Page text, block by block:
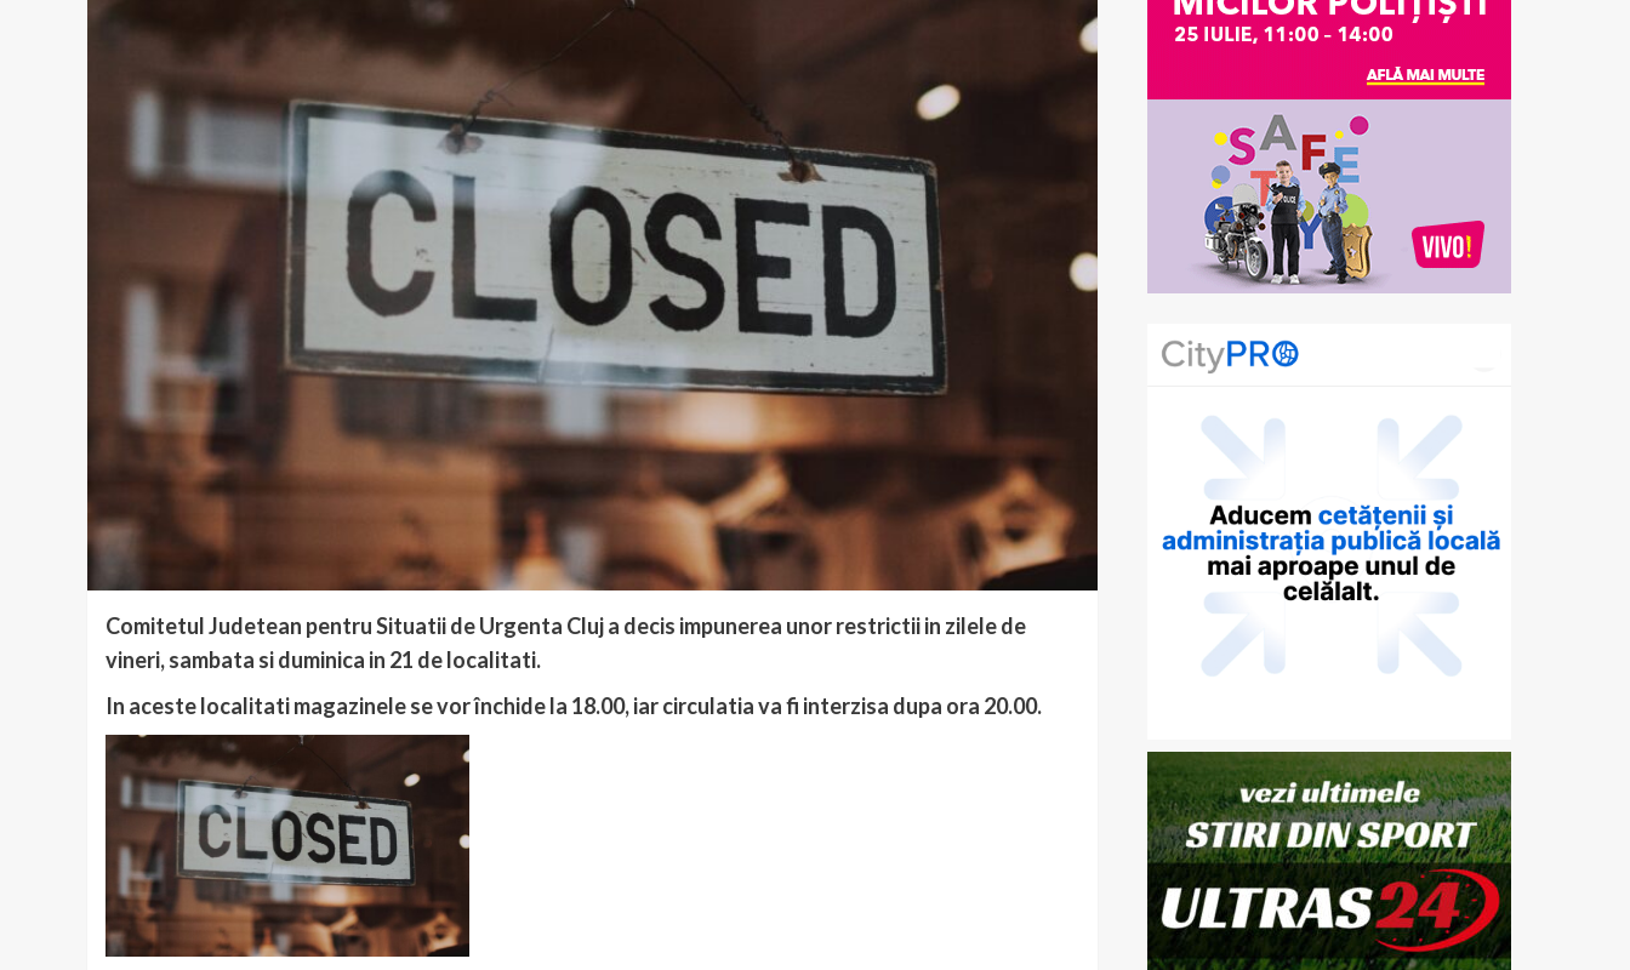
Comitetul Judetean pentru Situatii de Urgenta Cluj a decis impunerea unor restrictii in zilele de
vineri, sambata si duminica in 21 de localitati.
In aceste localitati magazinele se vor închide la 18.00, iar circulatia va fi interzisa dupa ora 20.00.